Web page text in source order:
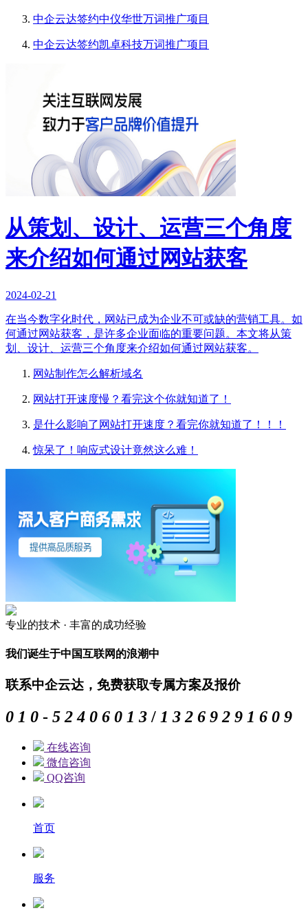
中企云达签约中仪华世万词推广项目
中企云达签约凯卓科技万词推广项目
从策划、设计、运营三个角度
来介绍如何通过网站获客
2024-02-21
在当今数字化时代，网站已成为企业不可或缺的营销工具。如
何通过网站获客，是许多企业面临的重要问题。本文将从策
划、设计、运营三个角度来介绍如何通过网站获客。
网站制作怎么解析域名
网站打开速度慢？看完这个你就知道了！
是什么影响了网站打开速度？看完你就知道了！！！
惊呆了！响应式设计竟然这么难！
专业的技术 · 丰富的成功经验
我们诞生于中国互联网的浪潮中
联系中企云达，免费获取专属方案及报价
0 1 0 - 5 2 4 0 6 0 1 3 / 1 3 2 6 9 2 9 1 6 0 9
在线咨询
微信咨询
QQ咨询
首页
服务